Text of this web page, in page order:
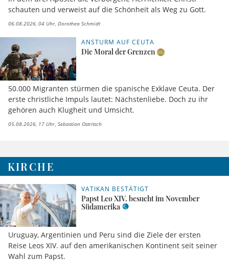
schauten und verweist auf die Schönheit als Weg zu Gott.
06.08.2026, 04 Uhr Dorothea Schmidt
ANSTURM AUF CEUTA
Die Moral der Grenzen
50.000 Migranten stürmen die spanische Exklave Ceuta. Der
erste christliche Impuls lautet: Nächstenliebe. Doch zu ihr
gehören auch Klugheit und Umsicht.
05.08.2026, 17 Uhr Sebastian Ostritsch
KIRCHE
VATIKAN BESTÄTIGT
Papst Leo XIV. besucht im November
Südamerika
Uruguay, Argentinien und Peru sind die Ziele der ersten
Reise Leos XIV. auf den amerikanischen Kontinent seit seiner
Wahl zum Papst.